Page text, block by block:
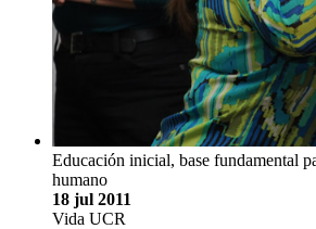
Educación inicial, base fundamental
humano
18 jul 2011
Vida UCR